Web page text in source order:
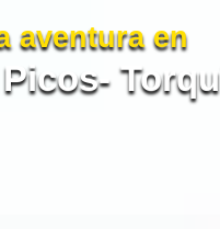
aventura en